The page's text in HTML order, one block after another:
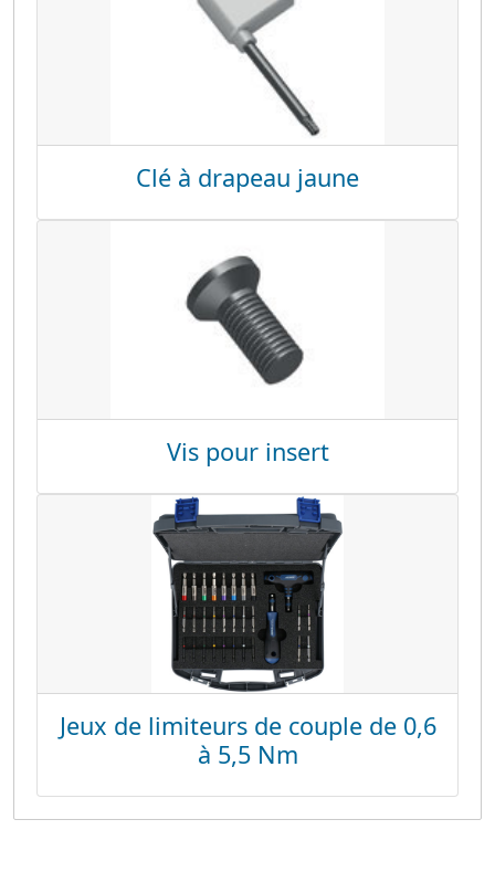
Clé à drapeau jaune
Vis pour insert
Jeux de limiteurs de couple de 0,6
à 5,5 Nm